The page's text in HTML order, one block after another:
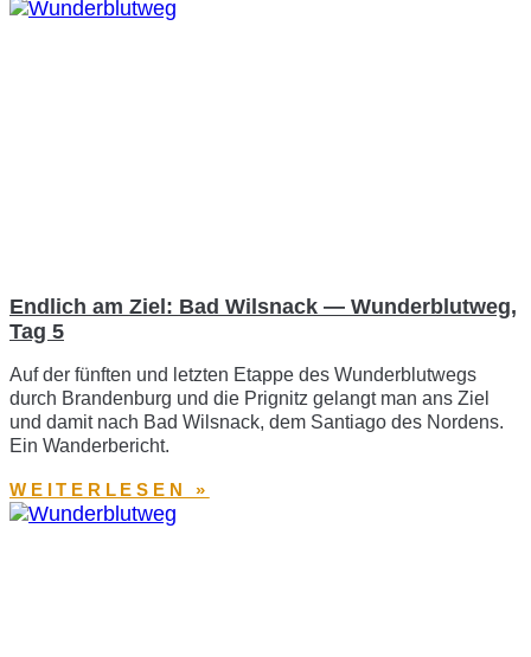
Endlich am Ziel: Bad Wilsnack — Wunderblutweg,
Tag 5
Auf der fünften und letzten Etappe des Wunderblutwegs
durch Brandenburg und die Prignitz gelangt man ans Ziel
und damit nach Bad Wilsnack, dem Santiago des Nordens.
Ein Wanderbericht.
WEITERLESEN »